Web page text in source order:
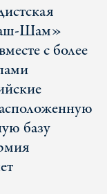
аш-Шам»
с более
базу